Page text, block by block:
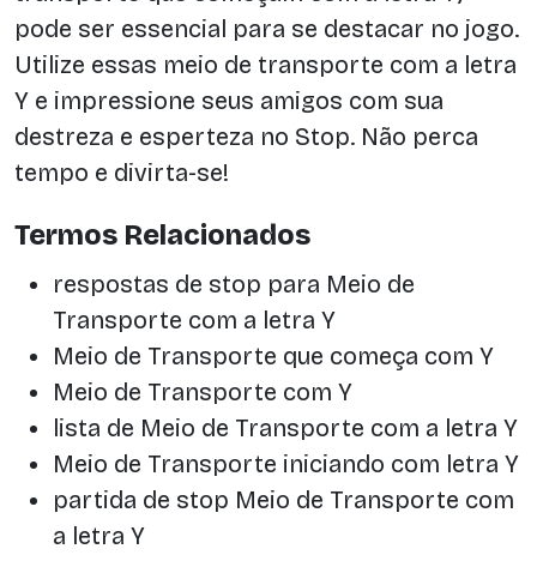
pode ser essencial para se destacar no jogo.
Utilize essas meio de transporte com a letra
Y e impressione seus amigos com sua
destreza e esperteza no Stop. Não perca
tempo e divirta-se!
Termos Relacionados
respostas de stop para Meio de
Transporte com a letra Y
Meio de Transporte que começa com Y
Meio de Transporte com Y
lista de Meio de Transporte com a letra Y
Meio de Transporte iniciando com letra Y
partida de stop Meio de Transporte com
a letra Y